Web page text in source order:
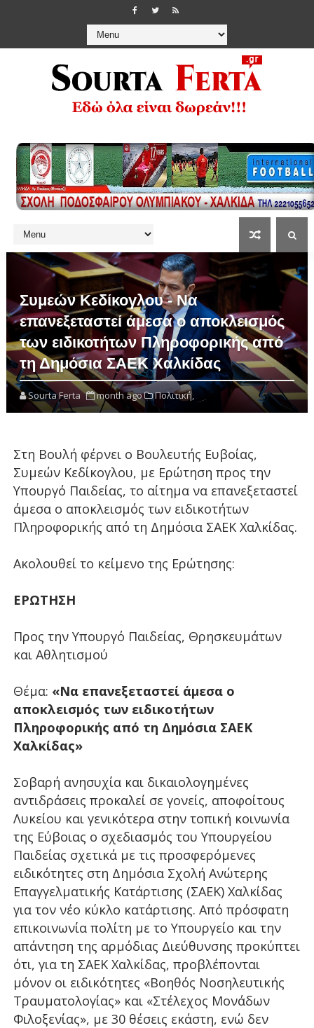
Συμεών Κεδίκογλου - Να
επανεξεταστεί άμεσα ο αποκλεισμός
των ειδικοτήτων Πληροφορικής από
τη Δημόσια ΣΑΕΚ Χαλκίδας
Sourta Ferta month ago Πολιτική,
Στη Βουλή φέρνει ο Bουλευτής Ευβοίας,
Συμεών Κεδίκογλου, με Ερώτηση προς την
Υπουργό Παιδείας, το αίτημα να επανεξεταστεί
άμεσα ο αποκλεισμός των ειδικοτήτων
Πληροφορικής από τη Δημόσια ΣΑΕΚ Χαλκίδας.
Ακολουθεί το κείμενο της Ερώτησης:
ΕΡΩΤΗΣΗ
Προς την Υπουργό Παιδείας, Θρησκευμάτων
και Αθλητισμού
Θέμα: «Να επανεξεταστεί άμεσα ο
αποκλεισμός των ειδικοτήτων
Πληροφορικής από τη Δημόσια ΣΑΕΚ
Χαλκίδας»
Σοβαρή ανησυχία και δικαιολογημένες
αντιδράσεις προκαλεί σε γονείς, αποφοίτους
Λυκείου και γενικότερα στην τοπική κοινωνία
της Εύβοιας ο σχεδιασμός του Υπουργείου
Παιδείας σχετικά με τις προσφερόμενες
ειδικότητες στη Δημόσια Σχολή Ανώτερης
Επαγγελματικής Κατάρτισης (ΣΑΕΚ) Χαλκίδας
για τον νέο κύκλο κατάρτισης. Από πρόσφατη
επικοινωνία πολίτη με το Υπουργείο και την
απάντηση της αρμόδιας Διεύθυνσης προκύπτει
ότι, για τη ΣΑΕΚ Χαλκίδας, προβλέπονται
μόνον οι ειδικότητες «Βοηθός Νοσηλευτικής
Τραυματολογίας» και «Στέλεχος Μονάδων
Φιλοξενίας», με 30 θέσεις εκάστη, ενώ δεν